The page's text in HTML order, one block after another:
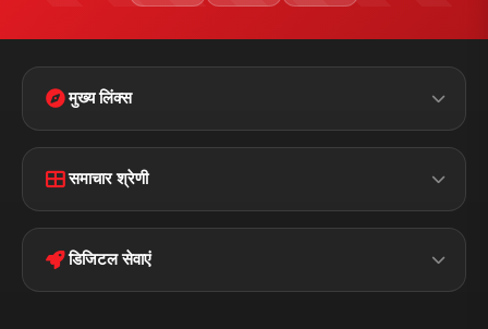
मुख्य लिंक्स
Home Contact Us
Terms &
Conditions
Privacy Policy
समाचार श्रेणी
बिहार क्राइम
पॉलिटिकल झारखण्ड
डिजिटल सेवाएं